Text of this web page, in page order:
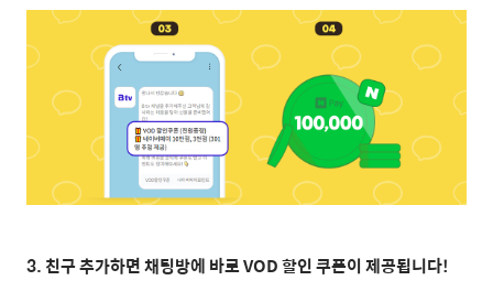
3. 친구 추가하면 채팅방에 바로VOD할인 쿠폰이 제공됩니다!